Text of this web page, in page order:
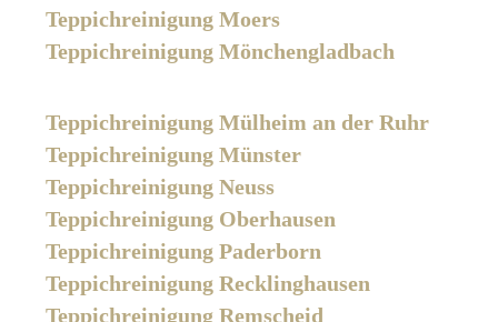
Teppichreinigung Moers
Teppichreinigung Mönchengladbach
Teppichreinigung Mülheim an der Ruhr
Teppichreinigung Münster
Teppichreinigung Neuss
Teppichreinigung Oberhausen
Teppichreinigung Paderborn
Teppichreinigung Recklinghausen
Teppichreinigung Remscheid